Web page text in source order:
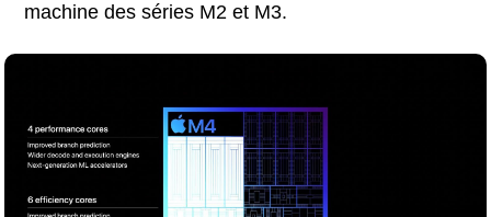
machine des séries M2 et M3.